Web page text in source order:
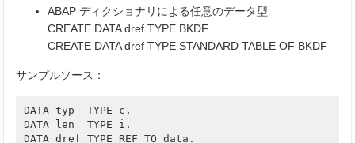
ABAP ディクショナリによる任意のデータ型
CREATE DATA dref TYPE BKDF.
CREATE DATA dref TYPE STANDARD TABLE OF BKDF
サンプルソース：
DATA typ  TYPE c.
DATA len  TYPE i.
DATA dref TYPE REF TO data.